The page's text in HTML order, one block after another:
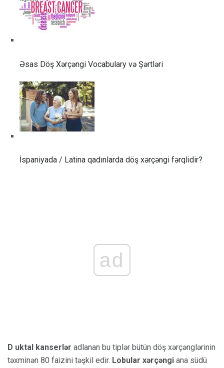
Əsas Döş Xərçəngi Vocabulary və Şərtləri
İspaniyada / Latina qadınlarda döş xərçəngi fərqlidir?
ad
D uktal kanserlər adlanan bu tiplər bütün döş xərçənglərinin
təxminən 80 faizini təşkil edir. Lobular xərçəngi ana südü